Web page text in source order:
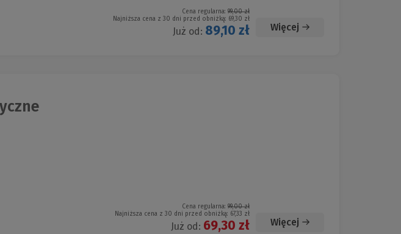
Cena regularna: 99,00 zł
Najniższa cena z 30 dni przed obniżką: 69,30 zł
Już od: 89,10 zł Więcej
Cena regularna: 99,00 zł
Najniższa cena z 30 dni przed obniżką: 67,33 zł
Już od: 69,30 zł Więcej